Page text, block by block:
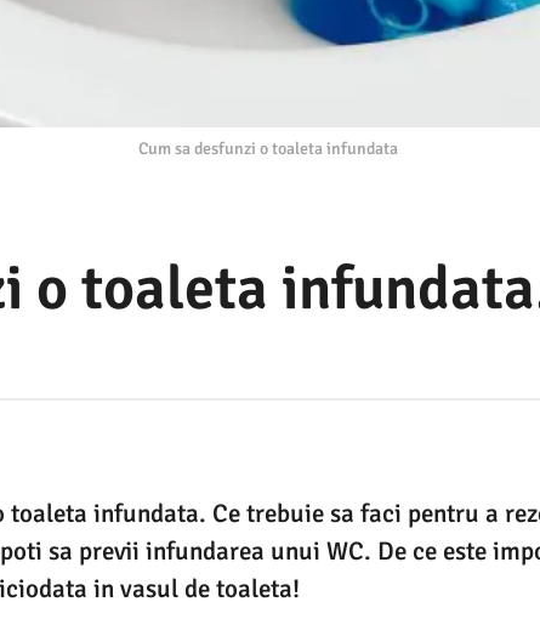
Cum sa desfunzi o toaleta infundata
o toaleta
toaleta infundata. Ce trebuie sa faci pentru a
sa previi infundarea unui WC. De ce este
in vasul de toaleta!